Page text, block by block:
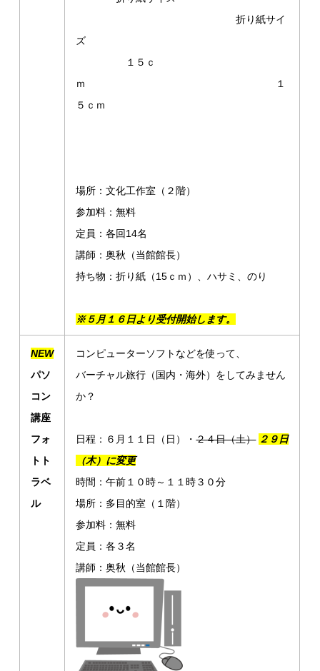
折り紙サイ
ズ
１５ｃ
ｍ １
５ｃｍ
場所：文化工作室（２階）
参加料：無料
定員：各回14名
講師：奥秋（当館館長）
持ち物：折り紙（15ｃｍ）、ハサミ、のり
※５月１６日より受付開始します。
NEW
パソ
コン
講座
フォ
トト
ラベ
ル
コンピューターソフトなどを使って、
バーチャル旅行（国内・海外）をしてみません
か？
日程：６月１１日（日）・２４日（土） ２９日
（木）に変更
時間：午前１０時～１１時３０分
場所：多目的室（１階）
参加料：無料
定員：各３名
講師：奥秋（当館館長）